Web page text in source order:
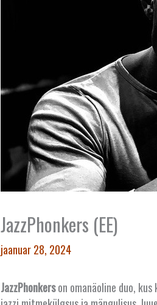
JazzPhonkers (EE)
jaanuar 28, 2024
JazzPhonkerson omanäoline duo,